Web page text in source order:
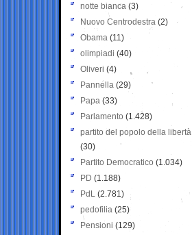
notte bianca (3)
Nuovo Centrodestra (2)
Obama (11)
olimpiadi (40)
Oliveri (4)
Pannella (29)
Papa (33)
Parlamento (1.428)
partito del popolo della libertà
(30)
Partito Democratico (1.034)
PD (1.188)
PdL (2.781)
pedofilia (25)
Pensioni (129)